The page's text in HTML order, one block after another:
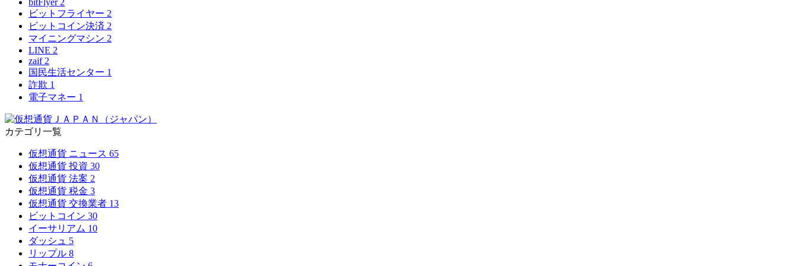
ビットフライヤー 2
ビットコイン決済 2
マイニングマシン 2
LINE 2
zaif 2
国民生活センター 1
詐欺 1
電子マネー 1
カテゴリ一覧
仮想通貨 ニュース 65
仮想通貨 投資 30
仮想通貨 法案 2
仮想通貨 税金 3
仮想通貨 交換業者 13
ビットコイン 30
イーサリアム 10
ダッシュ 5
リップル 8